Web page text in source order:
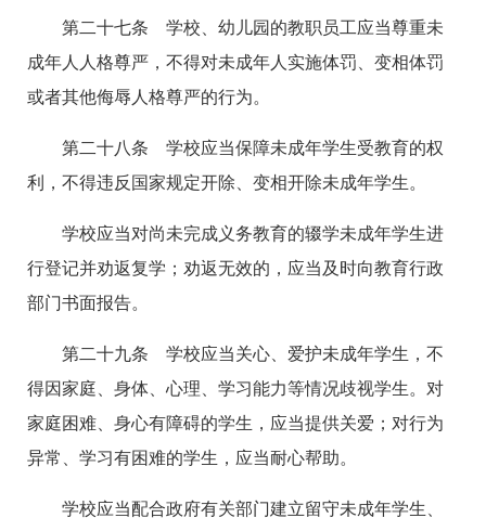
第二十七条 学校、幼儿园的教职员工应当尊重未
成年人人格尊严，不得对未成年人实施体罚、变相体罚
或者其他侮辱人格尊严的行为。
第二十八条 学校应当保障未成年学生受教育的权
利，不得违反国家规定开除、变相开除未成年学生。
学校应当对尚未完成义务教育的辍学未成年学生进
行登记并劝返复学；劝返无效的，应当及时向教育行政
部门书面报告。
第二十九条 学校应当关心、爱护未成年学生，不
得因家庭、身体、心理、学习能力等情况歧视学生。对
家庭困难、身心有障碍的学生，应当提供关爱；对行为
异常、学习有困难的学生，应当耐心帮助。
学校应当配合政府有关部门建立留守未成年学生、